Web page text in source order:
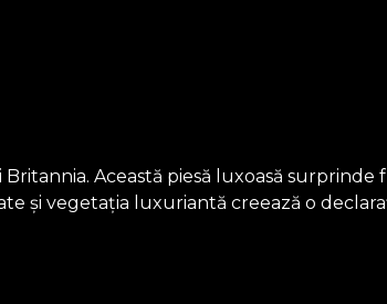
Această piesă luxoasă
și vegetația luxuriantă creează o